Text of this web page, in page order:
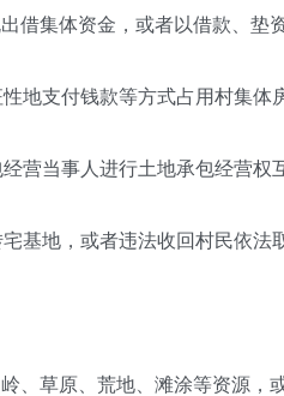
集体资金，或者以借款、垫
支付钱款等方式占用村集体
当事人进行土地承包经营权
地，或者违法收回村民依法
草原、荒地、滩涂等资源，